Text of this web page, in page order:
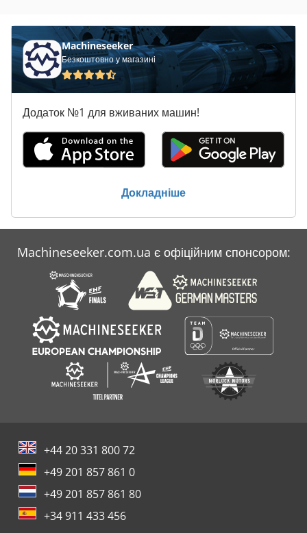
Tai Cut
Вирізати До
Для Дезінфекції
Для Передпосівного Обробітку
Довгий Отвір
Запчастини Для Обприскувачів
Категорії
Обладнання Для Професійної Кухні
Оформити Замовлення
Machineseeker
Безкоштовно у магазині
Додаток №1 для вживаних машин!
Докладніше
Machineseeker.com.ua є офіційним спонсором:
+44 20 331 800 72
+49 201 857 861 0
+49 201 857 861 80
+34 911 433 456